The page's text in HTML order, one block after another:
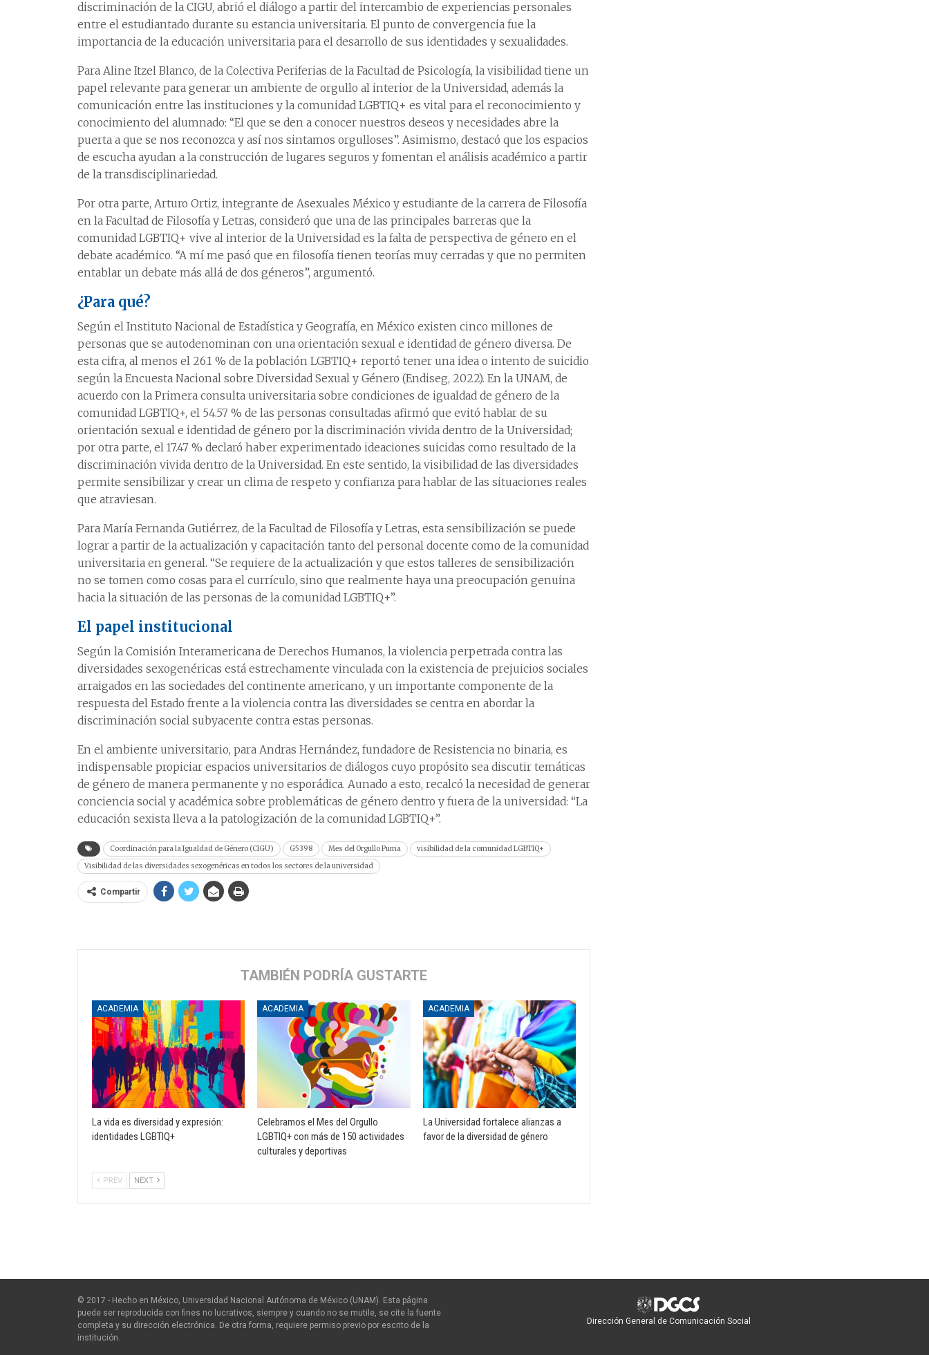
discriminación de la CIGU, abrió el diálogo a partir del intercambio de experiencias personales
entre el estudiantado durante su estancia universitaria. El punto de convergencia fue la
importancia de la educación universitaria para el desarrollo de sus identidades y sexualidades.
Para Aline Itzel Blanco, de la Colectiva Periferias de la Facultad de Psicología, la visibilidad tiene un
papel relevante para generar un ambiente de orgullo al interior de la Universidad, además la
comunicación entre las instituciones y la comunidad LGBTIQ+ es vital para el reconocimiento y
conocimiento del alumnado: “El que se den a conocer nuestros deseos y necesidades abre la
puerta a que se nos reconozca y así nos sintamos orgulloses”. Asimismo, destacó que los espacios
de escucha ayudan a la construcción de lugares seguros y fomentan el análisis académico a partir
de la transdisciplinariedad.
Por otra parte, Arturo Ortiz, integrante de Asexuales México y estudiante de la carrera de Filosofía
en la Facultad de Filosofía y Letras, consideró que una de las principales barreras que la
comunidad LGBTIQ+ vive al interior de la Universidad es la falta de perspectiva de género en el
debate académico. “A mí me pasó que en filosofía tienen teorías muy cerradas y que no permiten
entablar un debate más allá de dos géneros”, argumentó.
¿Para qué?
Según el Instituto Nacional de Estadística y Geografía, en México existen cinco millones de
personas que se autodenominan con una orientación sexual e identidad de género diversa. De
esta cifra, al menos el 26.1 % de la población LGBTIQ+ reportó tener una idea o intento de suicidio
según la Encuesta Nacional sobre Diversidad Sexual y Género (Endiseg, 2022). En la UNAM, de
acuerdo con la Primera consulta universitaria sobre condiciones de igualdad de género de la
comunidad LGBTIQ+, el 54.57 % de las personas consultadas afirmó que evitó hablar de su
orientación sexual e identidad de género por la discriminación vivida dentro de la Universidad;
por otra parte, el 17.47 % declaró haber experimentado ideaciones suicidas como resultado de la
discriminación vivida dentro de la Universidad. En este sentido, la visibilidad de las diversidades
permite sensibilizar y crear un clima de respeto y confianza para hablar de las situaciones reales
que atraviesan.
Para María Fernanda Gutiérrez, de la Facultad de Filosofía y Letras, esta sensibilización se puede
lograr a partir de la actualización y capacitación tanto del personal docente como de la comunidad
universitaria en general. “Se requiere de la actualización y que estos talleres de sensibilización
no se tomen como cosas para el currículo, sino que realmente haya una preocupación genuina
hacia la situación de las personas de la comunidad LGBTIQ+”.
El papel institucional
Según la Comisión Interamericana de Derechos Humanos, la violencia perpetrada contra las
diversidades sexogenéricas está estrechamente vinculada con la existencia de prejuicios sociales
arraigados en las sociedades del continente americano, y un importante componente de la
respuesta del Estado frente a la violencia contra las diversidades se centra en abordar la
discriminación social subyacente contra estas personas.
En el ambiente universitario, para Andras Hernández, fundadore de Resistencia no binaria, es
indispensable propiciar espacios universitarios de diálogos cuyo propósito sea discutir temáticas
de género de manera permanente y no esporádica. Aunado a esto, recalcó la necesidad de generar
conciencia social y académica sobre problemáticas de género dentro y fuera de la universidad: “La
educación sexista lleva a la patologización de la comunidad LGBTIQ+”.
Coordinación para la Igualdad de Género (CIGU) G5398 Mes del Orgullo Puma
visibilidad de la comunidad LGBTIQ+
Visibilidad de las diversidades sexogenéricas en todos los sectores de la universidad
Compartir
TAMBIÉN PODRÍA GUSTARTE
ACADEMIA
La vida es diversidad y expresión:
identidades LGBTIQ+
ACADEMIA
Celebramos el Mes del Orgullo
LGBTIQ+ con más de 150 actividades
culturales y deportivas
ACADEMIA
La Universidad fortalece alianzas a
favor de la diversidad de género
PREV NEXT
© 2017 - Hecho en México, Universidad Nacional Autónoma de México (UNAM). Esta página
puede ser reproducida con fines no lucrativos, siempre y cuando no se mutile, se cite la fuente
completa y su dirección electrónica. De otra forma, requiere permiso previo por escrito de la
institución.
Dirección General de Comunicación Social